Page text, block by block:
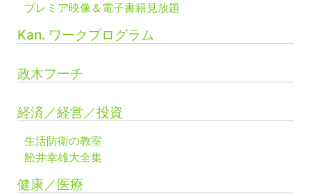
プレミア映像＆電子書籍見放題
Kan. ワークプログラム
政木フーチ
経済／経営／投資
生活防衛の教室
舩井幸雄大全集
健康／医療